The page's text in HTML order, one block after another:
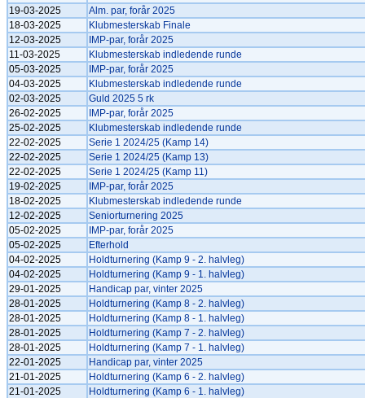
19-03-2025
Alm. par, forår 2025
18-03-2025
Klubmesterskab Finale
12-03-2025
IMP-par, forår 2025
11-03-2025
Klubmesterskab indledende runde
05-03-2025
IMP-par, forår 2025
04-03-2025
Klubmesterskab indledende runde
02-03-2025
Guld 2025 5 rk
26-02-2025
IMP-par, forår 2025
25-02-2025
Klubmesterskab indledende runde
22-02-2025
Serie 1 2024/25 (Kamp 14)
22-02-2025
Serie 1 2024/25 (Kamp 13)
22-02-2025
Serie 1 2024/25 (Kamp 11)
19-02-2025
IMP-par, forår 2025
18-02-2025
Klubmesterskab indledende runde
12-02-2025
Seniorturnering 2025
05-02-2025
IMP-par, forår 2025
05-02-2025
Efterhold
04-02-2025
Holdturnering (Kamp 9 - 2. halvleg)
04-02-2025
Holdturnering (Kamp 9 - 1. halvleg)
29-01-2025
Handicap par, vinter 2025
28-01-2025
Holdturnering (Kamp 8 - 2. halvleg)
28-01-2025
Holdturnering (Kamp 8 - 1. halvleg)
28-01-2025
Holdturnering (Kamp 7 - 2. halvleg)
28-01-2025
Holdturnering (Kamp 7 - 1. halvleg)
22-01-2025
Handicap par, vinter 2025
21-01-2025
Holdturnering (Kamp 6 - 2. halvleg)
21-01-2025
Holdturnering (Kamp 6 - 1. halvleg)